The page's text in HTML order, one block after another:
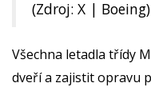
(Zdroj: X | Boeing)
Všechna letadla třídy
dveří a zajistit opravu